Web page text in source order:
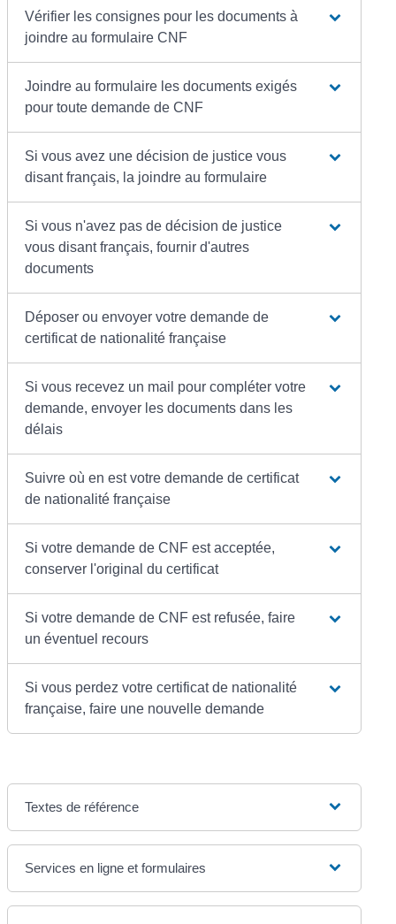
Vérifier les consignes pour les documents à
joindre au formulaire CNF
Joindre au formulaire les documents exigés
pour toute demande de CNF
Si vous avez une décision de justice vous
disant français, la joindre au formulaire
Si vous n'avez pas de décision de justice
vous disant français, fournir d'autres
documents
Déposer ou envoyer votre demande de
certificat de nationalité française
Si vous recevez un mail pour compléter votre
demande, envoyer les documents dans les
délais
Suivre où en est votre demande de certificat
de nationalité française
Si votre demande de CNF est acceptée,
conserver l'original du certificat
Si votre demande de CNF est refusée, faire
un éventuel recours
Si vous perdez votre certificat de nationalité
française, faire une nouvelle demande
Textes de référence
Services en ligne et formulaires